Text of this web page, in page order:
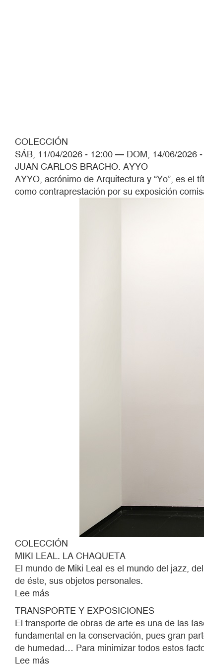
COLECCIÓN
SÁB, 11/04/2026 - 12:00 — DOM, 14/06/2026
JUAN CARLOS BRACHO. AYYO
AYYO, acrónimo de Arquitectura y “Yo”, es el
como contraprestación por su exposición
COLECCIÓN
MIKI LEAL. LA CHAQUETA
El mundo de Miki Leal es el mundo del jazz,
de éste, sus objetos personales.
Lee más
TRANSPORTE
EXPOSICIONES
TRANSPORTE Y EXPOSICIONES
El transporte de obras de arte es una de las
fundamental en la conservación, pues gran
de humedad… Para minimizar todos estos
Lee más